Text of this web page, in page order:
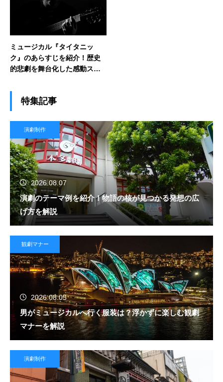
ミュージカル『タイタニッ
ク』のあらすじを紹介！歴史
的悲劇を舞台化した感動スト
特集記事
演劇制作
2026.08.07
演劇のテーマ例を紹介！物語の核が見つかる発想の広
げ方を解説
観劇マナー
2026.08.05
男がミュージカルへ行く服装は？浮かずに楽しむ観劇
マナーを解説
演劇制作